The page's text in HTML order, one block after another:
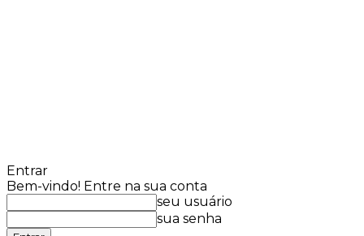
Entrar
Bem-vindo! Entre na sua conta
seu usuário
sua senha